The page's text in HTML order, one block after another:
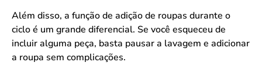
Além disso, a função de adição de roupas durante o
ciclo é um grande diferencial. Se você esqueceu de
incluir alguma peça, basta pausar a lavagem e adicionar
a roupa sem complicações.